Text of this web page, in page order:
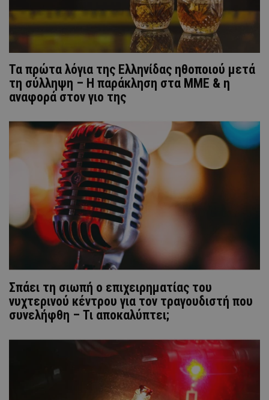
Τα πρώτα λόγια της Ελληνίδας ηθοποιού μετά
τη σύλληψη – Η παράκληση στα ΜΜΕ & η
αναφορά στον γιο της
Σπάει τη σιωπή ο επιχειρηματίας του
νυχτερινού κέντρου για τον τραγουδιστή που
συνελήφθη – Τι αποκαλύπτει;